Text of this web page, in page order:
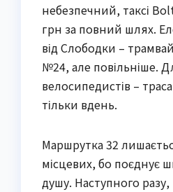
небезпечний, таксі
грн за повний шлях.
від Слободки –
№24, але повільніше.
велосипедистів –
тільки вдень.
Маршрутка 32
місцевих, бо поєднує
душу. Наступного